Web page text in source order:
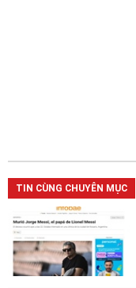
TIN CÙNG CHUYÊN MỤC